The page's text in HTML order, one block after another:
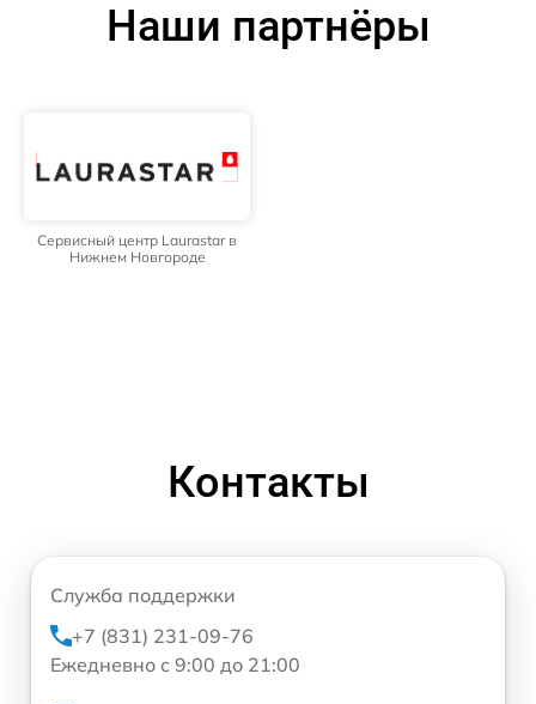
Наши партнёры
Сервисный центр Laurastar в
Нижнем Новгороде
Контакты
Служба поддержки
+7 (831) 231-09-76
Ежедневно с 9:00 до 21:00